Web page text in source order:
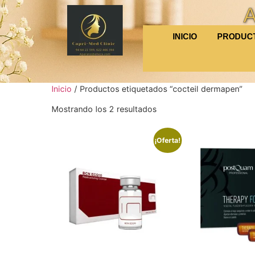
INICIO
Inicio / Productos etiquetados “cocteil dermapen”
Mostrando los 2 resultados
¡Oferta!